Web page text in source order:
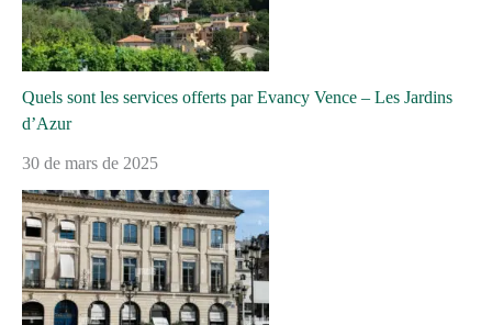
Quels sont les services offerts par Evancy Vence – Les Jardins
d’Azur
30 de mars de 2025